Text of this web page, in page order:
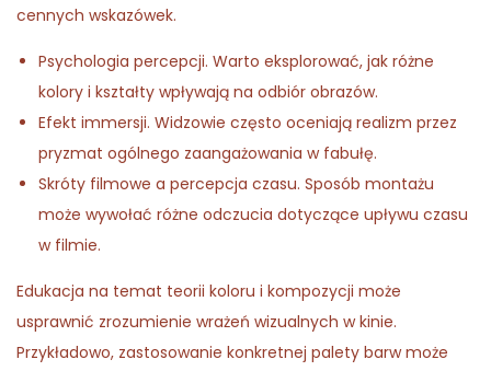
cennych wskazówek.
Psychologia percepcji. Warto eksplorować, jak różne
kolory i kształty wpływają na odbiór obrazów.
Efekt immersji. Widzowie często oceniają realizm przez
pryzmat ogólnego zaangażowania w fabułę.
Skróty filmowe a percepcja czasu. Sposób montażu
może wywołać różne odczucia dotyczące upływu czasu
w filmie.
Edukacja na temat teorii koloru i kompozycji może
usprawnić zrozumienie wrażeń wizualnych w kinie.
Przykładowo, zastosowanie konkretnej palety barw może